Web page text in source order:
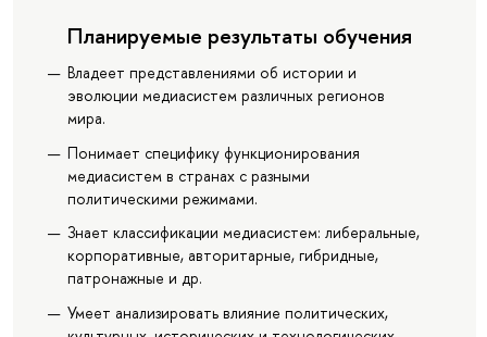
Планируемые результаты обучения
Владеет представлениями об истории и
эволюции медиасистем различных регионов
мира.
Понимает специфику функционирования
медиасистем в странах с разными
политическими режимами.
Знает классификации медиасистем: либеральные,
корпоративные, авторитарные, гибридные,
патронажные и др.
Умеет анализировать влияние политических,